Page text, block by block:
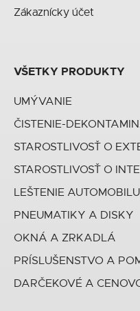
Zákaznícky účet
VŠETKY PRODUKTY
UMÝVANIE
ČISTENIE-
STAROSTLIVOSŤ O
STAROSTLIVOSŤ O
LEŠTENIE AUTOMOBILU
PNEUMATIKY A DISKY
OKNÁ A ZRKADLÁ
PRÍSLUŠENSTVO A
DARČEKOVÉ A